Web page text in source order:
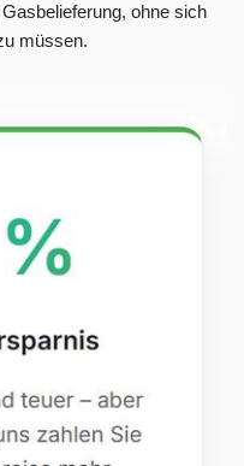
ohne sich
müssen.